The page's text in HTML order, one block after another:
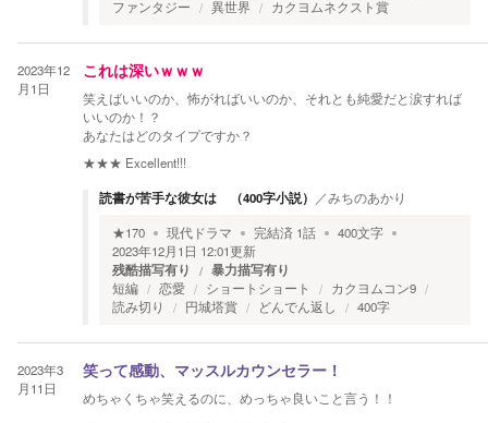
ファンタジー
異世界 カクヨムネクスト賞
2023年12
月1日
これは深いｗｗｗ
笑えばいいのか、怖がればいいのか、それとも純愛だと涙すれば
いいのか！？
あなたはどのタイプですか？
★★★ Excellent!!!
読書が苦手な彼女は （400字小説） ／みちのあかり
★170 現代ドラマ 完結済 1話 400文字
2023年12月1日 12:01更新
残酷描写有り 暴力描写有り
短編 恋愛 ショートショート
カクヨムコン9
読み切り
円城塔賞 どんでん返し 400字
2023年3
月11日
笑って感動、マッスルカウンセラー！
めちゃくちゃ笑えるのに、めっちゃ良いこと言う！！